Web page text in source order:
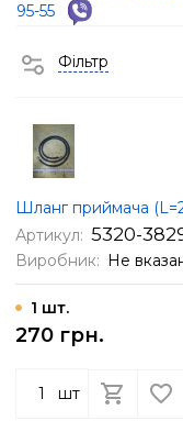
95-55
Фільтр
Шланг приймача
Артикул: 5320-
Виробник:
Не
1 шт.
270 грн.
шт